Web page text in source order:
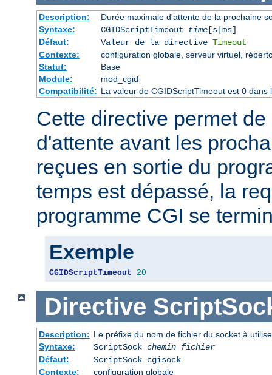
Description:
Durée maximale d'attente de la prochaine
Syntaxe:
CGIDScriptTimeout time[s|ms]
Défaut:
Valeur de la directive Timeout
Contexte:
configuration globale, serveur virtuel,
Statut:
Base
Module:
mod_cgid
Compatibilité: La valeur de CGIDScriptTimeout est 0
Cette directive permet
d'attente avant les
reçues en sortie du
temps est dépassé, la
programme CGI se
Exemple
CGIDScriptTimeout 20
Directive
Description: Le préfixe du nom de fichier du socket à
Syntaxe:
ScriptSock chemin fichier
Défaut:
ScriptSock cgisock
Contexte:
configuration globale